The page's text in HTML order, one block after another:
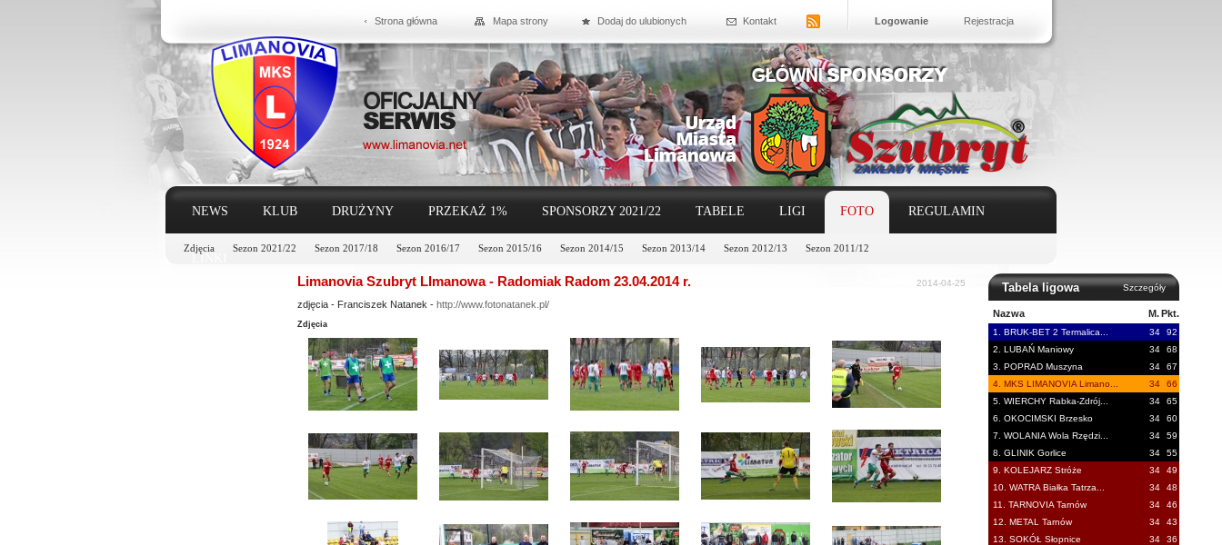
Strona główna Mapa strony Dodaj do ulubionych Kontakt Logowanie Rejestracja
NEWS KLUB DRUŻYNY PRZEKAŻ 1% SPONSORZY 2021/22 TABELE LIGI FOTO
Zdjęcia Sezon 2021/22 Sezon 2017/18 Sezon 2016/17 Sezon 2015/16 Sezon 2014/15 Sezon 2013/14 Sezon 2012/13 Sezon 2011/12
REGULAMIN
LINKI
Tabela ligowa Szczegóły
Nazwa M. Pkt.
1. BRUK-BET 2 Termalica... 34
92
2. LUBAŃ Maniowy
34
68
3. POPRAD Muszyna
34
67
4. MKS LIMANOVIA Limano...
34
66
5. WIERCHY Rabka-Zdrój...
34
65
6. OKOCIMSKI Brzesko
34
60
7. WOLANIA Wola Rzędzi...
34
59
8. GLINIK Gorlice
34
55
9. KOLEJARZ Stróże
34
49
10. WATRA Białka Tatrza...
34
48
11. TARNOVIA Tarnów
34
46
12. METAL Tarnów
34
43
13. SOKÓŁ Słopnice
34
36
Limanovia Szubryt LImanowa - Radomiak Radom 23.04.2014 r. 2014-04-25
zdjęcia - Franciszek Natanek - http://www.fotonatanek.pl/
Zdjęcia